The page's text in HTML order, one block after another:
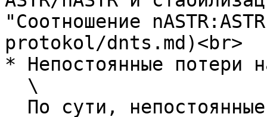
"Соотношение
protokol/dnts.md)<br>
* Непостоянные потери